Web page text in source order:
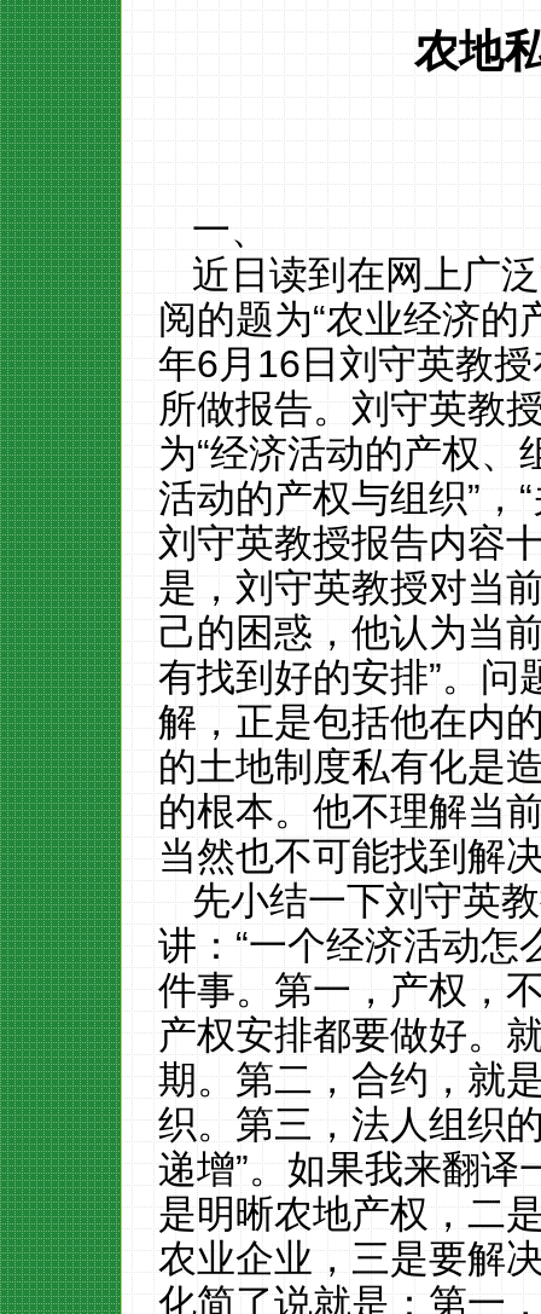
农地
一、
近日读到在网上广
阅的题为“农业经济的
年6月16日刘守英教
所做报告。刘守英教
为“经济活动的产权、
活动的产权与组织”，
刘守英教授报告内容
是，刘守英教授对当
己的困惑，他认为当
有找到好的安排”。问
解，正是包括他在内
的土地制度私有化是
的根本。他不理解当
当然也不可能找到解
先小结一下刘守英
讲：“一个经济活动怎
件事。第一，产权，
产权安排都要做好。
期。第二，合约，就
织。第三，法人组织
递增”。如果我来翻译
是明晰农地产权，二
农业企业，三是要解
化简了说就是：第一